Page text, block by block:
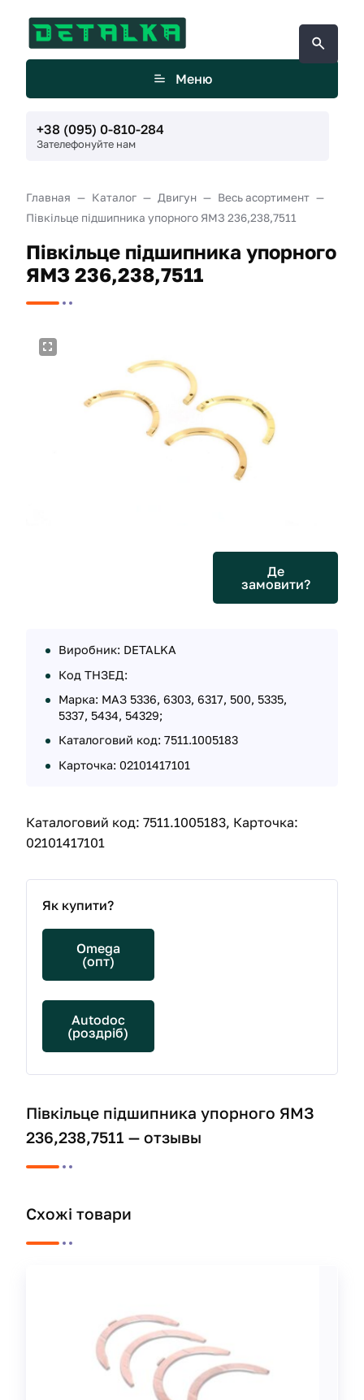
Меню
+38 (095) 0-810-284
Зателефонуйте нам
Главная Каталог Двигун
Весь асортимент
Півкільце підшипника упорного ЯМЗ 236,238,7511
Півкільце підшипника упорного
ЯМЗ 236,238,7511
Де
замовити?
Виробник: DETALKA
Код ТНЗЕД:
Марка: МАЗ 5336, 6303, 6317, 500, 5335,
5337, 5434, 54329;
Каталоговий код: 7511.1005183
Карточка: 02101417101
Каталоговий код: 7511.1005183, Карточка:
02101417101
Як купити?
Omega
(опт)
Autodoc
(роздріб)
Півкільце підшипника упорного ЯМЗ
236,238,7511 — отзывы
Схожі товари